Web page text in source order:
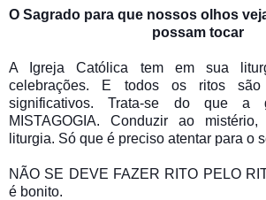
O Sagrado para que nossos olhos
possam tocar
A Igreja Católica tem em sua
celebrações. E todos os ritos
significativos. Trata-se do que a
MISTAGOGIA. Conduzir ao
liturgia. Só que é preciso atentar para o
NÃO SE DEVE FAZER RITO PELO
é bonito.